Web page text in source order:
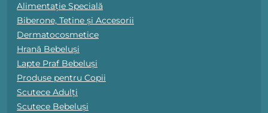
Alimentație Specială
Biberone, Tetine și Accesorii
Dermatocosmetice
Hrană Bebeluși
Lapte Praf Bebeluși
Produse pentru Copii
Scutece Adulți
Scutece Bebeluși